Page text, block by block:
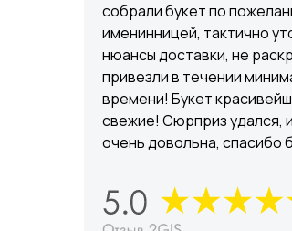
собрали букет по
именинницей, тактично
нюансы доставки, не
привезли в течении
времени! Букет
свежие! Сюрприз удался,
очень довольна, спасибо